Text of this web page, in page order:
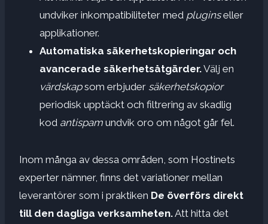
undviker inkompatibiliteter med pluginseller
applikationer.
Automatiska säkerhetskopieringar och
avancerade säkerhetsåtgärder.Välj en
värdskapsom erbjuder säkerhetskopior
periodisk upptäckt och filtrering av skadlig
kod antispam undvik oro om något går fel.
Inom många av dessa områden, som Hostinets
experter nämner, finns det variationer mellan
leverantörer som i praktiken De överförs direkt
till den dagliga verksamheten.Att hitta det